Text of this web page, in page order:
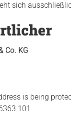
sich
Co. KG
is being
101